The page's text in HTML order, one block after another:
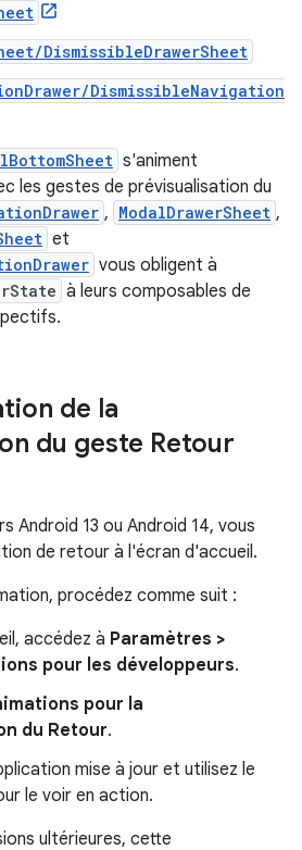
DismissibleDrawerSheet
DismissibleNavigation
s'animent
les gestes de prévisualisation du
, ModalDrawerSheet ,
et
vous obligent à
à leurs composables de
de la
du geste Retour
Android 13 ou Android 14, vous
de retour à l'écran d'accueil.
procédez comme suit :
accédez à Paramètres >
pour les développeurs.
pour la
du Retour.
mise à jour et utilisez le
le voir en action.
ultérieures, cette